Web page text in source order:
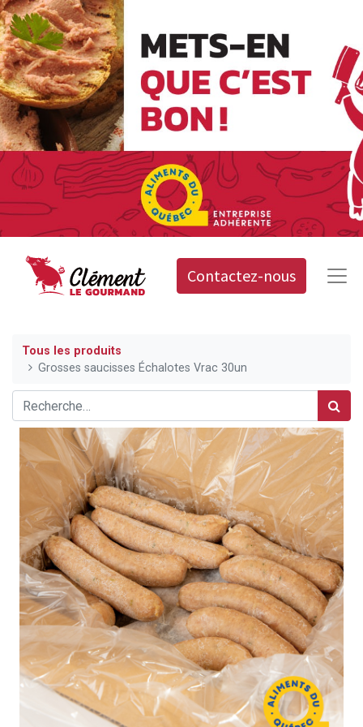
Contactez-nous
Tous les produits
Grosses saucisses Échalotes Vrac 30un